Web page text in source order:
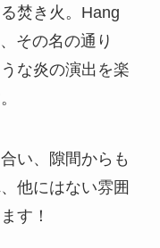
焚き火。Hang
その名の通り
な炎の演出を楽
い、隙間からも
他にはない雰囲
す！